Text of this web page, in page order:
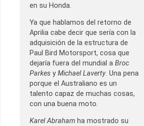
en su Honda.
Ya que hablamos del retorno de
Aprilia cabe decir que sería con la
adquisición de la estructura de
Paul Bird Motorsport, cosa que
dejaría fuera del mundial a Broc
Parkes y Michael Laverty. Una pena
porque el Australiano es un
talento capaz de muchas cosas,
con una buena moto.
Karel Abraham ha mostrado su